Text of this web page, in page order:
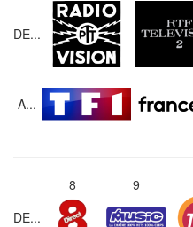
DE...
A...
8 9
DE...